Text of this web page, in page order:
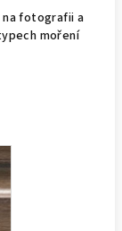
fotografii a
moření